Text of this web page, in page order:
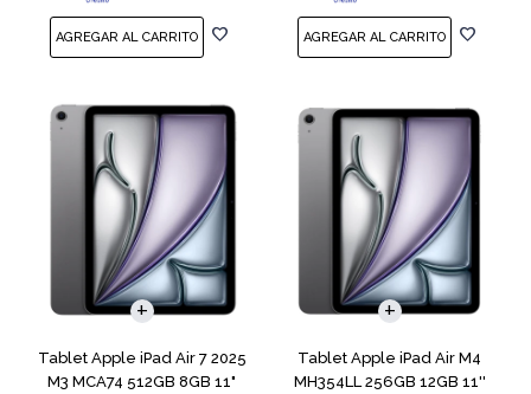
Tablet Apple iPad Air 7 2025
M3 MCA74 512GB 8GB 11"
Tablet Apple iPad Air M4
MH354LL 256GB 12GB 11''